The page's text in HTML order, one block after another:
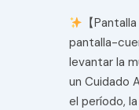
【
pantalla-
levantar la
un Cuidado
el período,